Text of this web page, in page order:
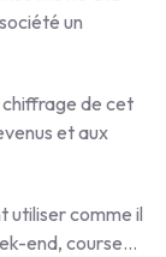
un
chiffrage de cet
et aux
utiliser comme il
end, course…